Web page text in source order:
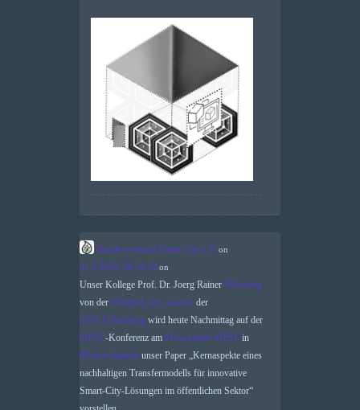
Bundesverband Smart City e.V. on
21.5.2026, 08:34:59 on
Unser Kollege Prof. Dr. Joerg Rainer #Noennig
von der @digital_city_science der
@HCUHamburg wird heute Nachmittag auf der
# IPSC-Konferenz am #Fraunhofer # IESE in
#Kaiserslautern unser Paper „Kernaspekte eines
nachhaltigen Transfermodells für innovative
Smart-City-Lösungen im öffentlichen Sektor“